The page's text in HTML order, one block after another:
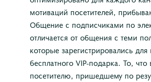
мотиваций посетителей,
Общение с подписчиками по
отличается от общения с теми
которые зарегистрировались для
бесплатного VIP-подарка. То,
посетителю, пришедшему по